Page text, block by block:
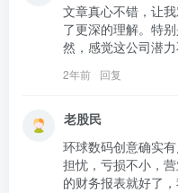
文章真心不错，让
了更深的理解。特
然，感觉这公司潜力
2年前 回复
老股民
环球数码创意确实
担忧，亏损不小，
的财务报表就好了